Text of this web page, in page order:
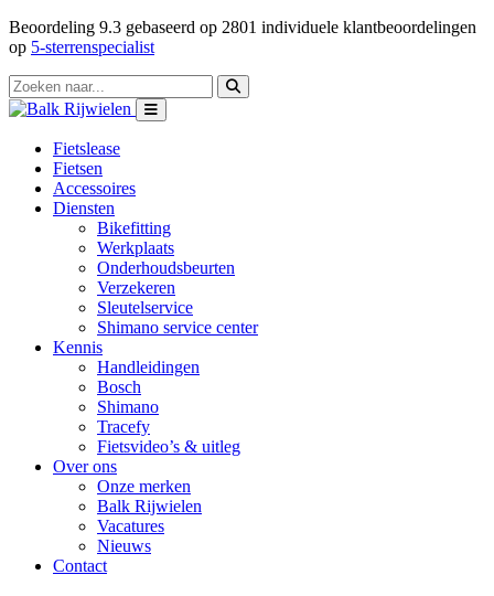
Beoordeling 9.3 gebaseerd op 2801 individuele klantbeoordelingen
op 5-sterrenspecialist
Fietslease
Fietsen
Accessoires
Diensten
Bikefitting
Werkplaats
Onderhoudsbeurten
Verzekeren
Sleutelservice
Shimano service center
Kennis
Handleidingen
Bosch
Shimano
Tracefy
Fietsvideo’s & uitleg
Over ons
Onze merken
Balk Rijwielen
Vacatures
Nieuws
Contact